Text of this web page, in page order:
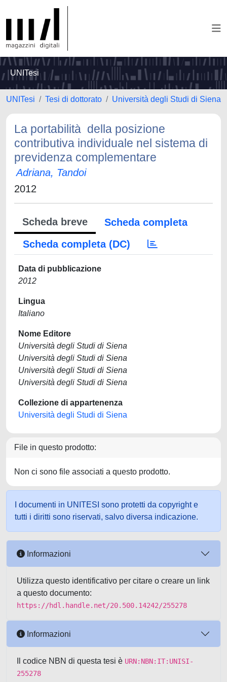
UNITesi
UNITesi Tesi di dottorato Università degli Studi di Siena
La portabilità della posizione
contributiva individuale nel sistema di
previdenza complementare
Adriana, Tandoi
2012
Scheda breve
Scheda completa
Scheda completa (DC)
Data di pubblicazione
2012
Lingua
Italiano
Nome Editore
Università degli Studi di Siena
Università degli Studi di Siena
Università degli Studi di Siena
Università degli Studi di Siena
Collezione di appartenenza
Università degli Studi di Siena
File in questo prodotto:
Non ci sono file associati a questo prodotto.
I documenti in UNITESI sono protetti da copyright e
tutti i diritti sono riservati, salvo diversa indicazione.
Informazioni
Utilizza questo identificativo per citare o creare un link
a questo documento:
https://hdl.handle.net/20.500.14242/255278
Informazioni
Il codice NBN di questa tesi è URN:NBN:IT:UNISI-
255278